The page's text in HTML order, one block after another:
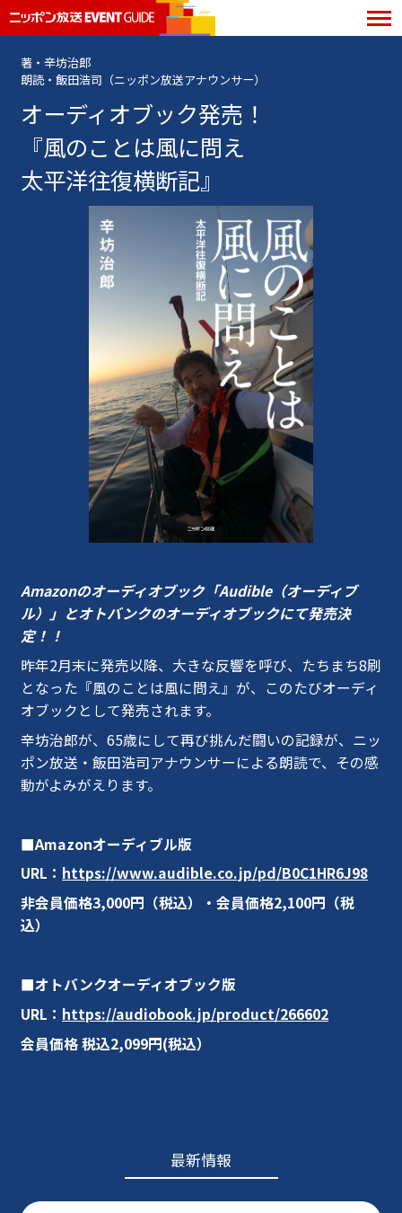
著・辛坊治郎
朗読・飯田浩司（ニッポン放送アナウンサー）
オーディオブック発売！
『風のことは風に問え
太平洋往復横断記』
Amazonのオーディオブック「Audible（オーディブ
ル）」とオトバンクのオーディオブックにて発売決
定！！
昨年2月末に発売以降、大きな反響を呼び、たちまち8刷
となった『風のことは風に問え』が、このたびオーディ
オブックとして発売されます。
辛坊治郎が、65歳にして再び挑んだ闘いの記録が、ニッ
ポン放送・飯田浩司アナウンサーによる朗読で、その感
動がよみがえります。
■Amazonオーディブル版
URL： https://www.audible.co.jp/pd/B0C1HR6J98
非会員価格3,000円（税込）・会員価格2,100円（税
込）
■オトバンクオーディオブック版
URL： https://audiobook.jp/product/266602
会員価格 税込2,099円(税込）
最新情報